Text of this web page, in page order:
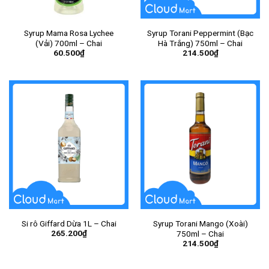
Syrup Mama Rosa Lychee
(Vải) 700ml – Chai
60.500₫
Syrup Torani Peppermint (Bạc
Hà Trắng) 750ml – Chai
214.500₫
Si rô Giffard Dừa 1L – Chai
265.200₫
Syrup Torani Mango (Xoài)
750ml – Chai
214.500₫